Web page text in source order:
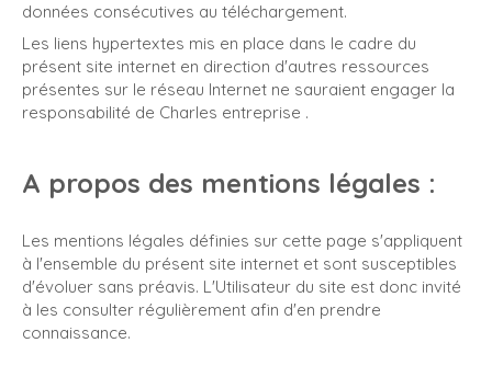
données consécutives au téléchargement.
Les liens hypertextes mis en place dans le cadre du
présent site internet en direction d'autres ressources
présentes sur le réseau Internet ne sauraient engager la
responsabilité de Charles entreprise .
A propos des mentions légales :
Les mentions légales définies sur cette page s'appliquent
à l'ensemble du présent site internet et sont susceptibles
d'évoluer sans préavis. L'Utilisateur du site est donc invité
à les consulter régulièrement afin d'en prendre
connaissance.